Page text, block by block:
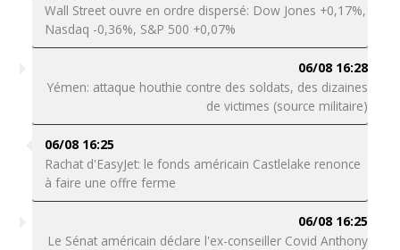
Wall Street ouvre en ordre dispersé: Dow Jones +0,17%,
Nasdaq -0,36%, S&P 500 +0,07%
06/08 16:28
Yémen: attaque houthie contre des soldats, des dizaines
de victimes (source militaire)
06/08 16:25
Rachat d'EasyJet: le fonds américain Castlelake renonce
à faire une offre ferme
06/08 16:25
Le Sénat américain déclare l'ex-conseiller Covid Anthony